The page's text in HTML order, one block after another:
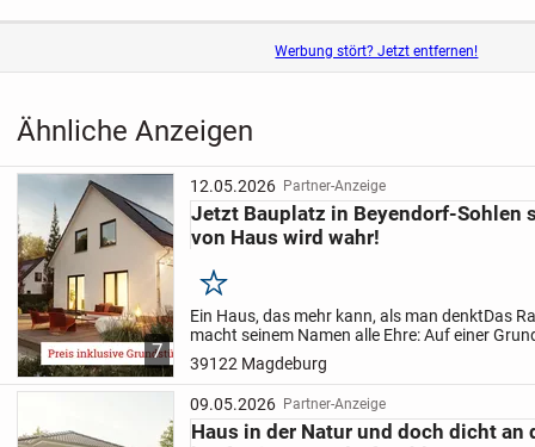
Werbung stört? Jetzt entfernen!
Ähnliche Anzeigen
7
12.05.2026 Partner-Anzeige
Jetzt Bauplatz in Beyendorf-Sohlen
von Haus wird wahr!
Merken
Ein Haus, das mehr kann, als man denktDas
macht seinem Namen alle Ehre: Auf einer
Quadratmetern entstehen rund 100
Wohnfläche. Ein...
39122 Magdeburg
09.05.2026 Partner-Anzeige
Haus in der Natur und doch dicht an